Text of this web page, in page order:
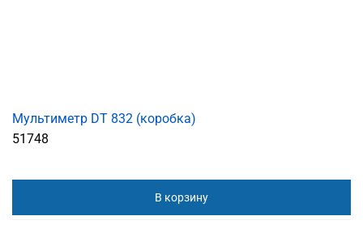
Мультиметр DT 832 (коробка)
51748
В корзину